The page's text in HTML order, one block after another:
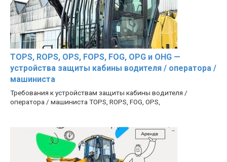
TOPS, ROPS, OPS, FOPS, FOG, OPG и OHG —
устройства защиты кабины водителя / оператора /
машиниста
Требования к устройствам защиты кабины водителя /
оператора / машиниста TOPS, ROPS, FOG, OPS,